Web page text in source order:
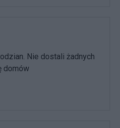
Nie dostali żadnych
domów